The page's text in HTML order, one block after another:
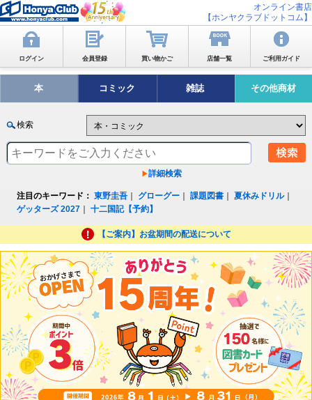
オンライン書店
【ホンヤクラブドットコム】
ログイン 会員登録 買い物かご 店舗一覧 ご利用ガイド
本 コミック 雑誌 その他商材
検索
詳細検索
注目のキーワード： 東野圭吾 グローグー ｜課題図書 ｜夏休みドリル｜
ゲッターズ 2027 ｜十二国記【予約】
【ご案内】お盆期間の配送について